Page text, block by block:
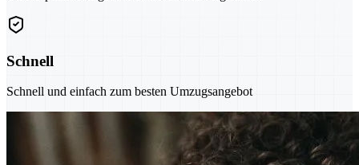
Schnell
Schnell und einfach zum besten Umzugsangebot